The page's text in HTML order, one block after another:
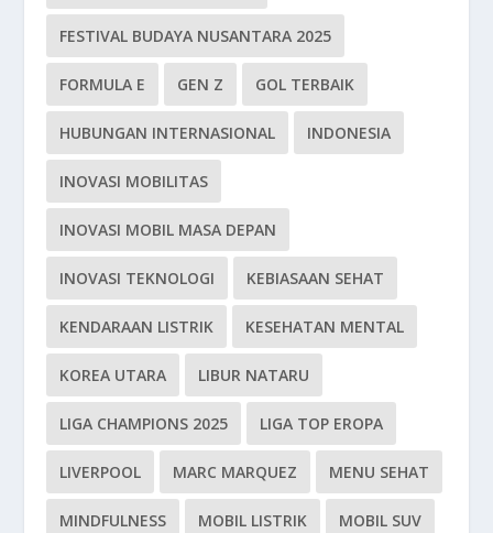
FESTIVAL BUDAYA NUSANTARA 2025
FORMULA E GEN Z GOL TERBAIK
HUBUNGAN INTERNASIONAL INDONESIA
INOVASI MOBILITAS
INOVASI MOBIL MASA DEPAN
INOVASI TEKNOLOGI KEBIASAAN SEHAT
KENDARAAN LISTRIK KESEHATAN MENTAL
KOREA UTARA LIBUR NATARU
LIGA CHAMPIONS 2025 LIGA TOP EROPA
LIVERPOOL MARC MARQUEZ MENU SEHAT
MINDFULNESS MOBIL LISTRIK MOBIL SUV